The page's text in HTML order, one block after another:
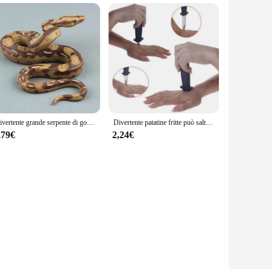
Divertente grande serpente di gomma realistico scherzo modello di alta simulazione moda giocattoli ingannevoli di Halloween Divertente patatine fritte può saltare il serpente primaverile giocattolo regalo Pesce d'aprile Decorazione festa di Halloween Scherzi Scherzo Trucco Scherzo divertente Giocattoli
2,24€